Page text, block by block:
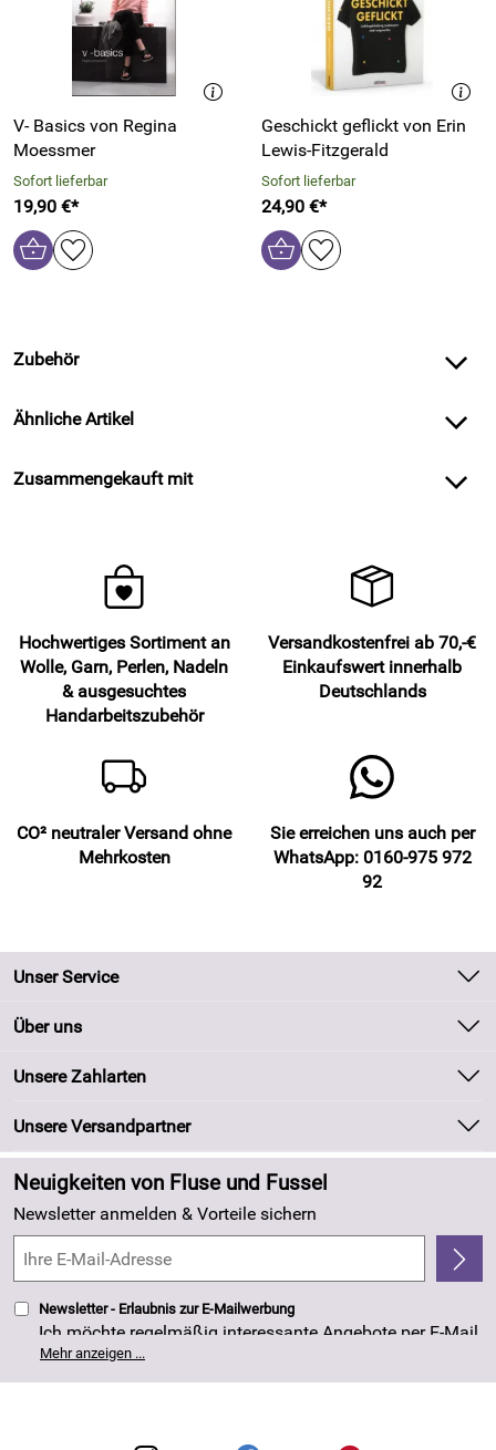
V- Basics von Regina
Moessmer
Sofort lieferbar
19,90 €*
Geschickt geflickt von Erin
Lewis-Fitzgerald
Sofort lieferbar
24,90 €*
Zubehör
Ähnliche Artikel
Zusammengekauft mit
Hochwertiges Sortiment an
Wolle, Garn, Perlen, Nadeln
& ausgesuchtes
Handarbeitszubehör
Versandkostenfrei ab 70,-€
Einkaufswert innerhalb
Deutschlands
CO² neutraler Versand ohne
Mehrkosten
Sie erreichen uns auch per
WhatsApp: 0160-975 972
92
Unser Service
Kontakt
Kundeninformationen
Newsletter
Zahlung und Versand
Kundenlogin
Über uns
Unsere Bestseller
Neu
Angebote
Made in Germany
4,8/5*****
Unsere Zahlarten
Unsere Versandpartner
Neuigkeiten von Fluse und Fussel
Newsletter anmelden & Vorteile sichern
Newsletter - Erlaubnis zur E-Mailwerbung
Ich möchte regelmäßig interessante Angebote per E-Mail
erhalten. Meine E-Mail-Adresse wird nicht an andere
Unternehmen weitergegeben. Die Einwilligung zur
Nutzung meiner E-Mail- Adresse für Werbezwecke kann
Mehr anzeigen ...